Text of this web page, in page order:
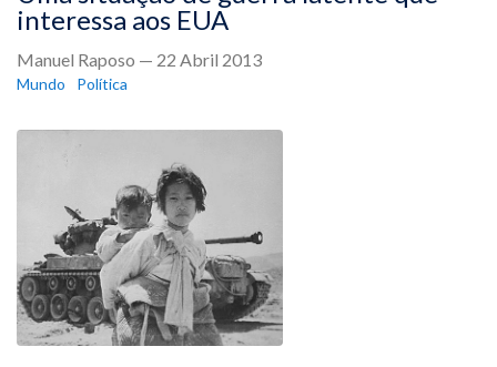
interessa aos EUA
Manuel Raposo — 22 Abril 2013
Mundo Política